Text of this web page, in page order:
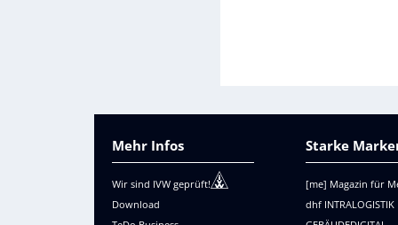
Mehr Infos
Wir sind IVW geprüft!
Download
Starke
[me] Magazin für
dhf INTRALOGISTIK